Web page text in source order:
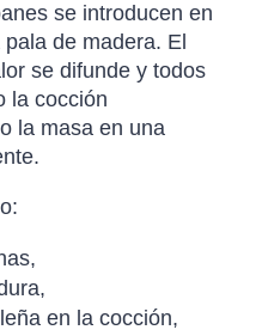
se introducen en
de madera. El
se difunde y todos
la cocción
la masa en una
en la cocción,